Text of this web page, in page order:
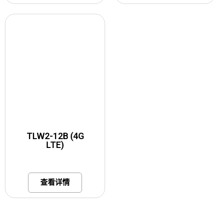
TLW2-12B (4G
LTE)
查看详情